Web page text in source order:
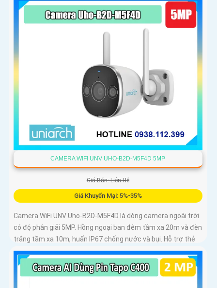
CAMERA WIFI UNV UHO-B2D-M5F4D 5MP
Giá Bán: Liên Hệ
Giá Khuyến Mại: 5%-35%
Camera WiFi UNV Uho-B2D-M5F4D là dòng camera ngoài trời
có độ phân giải 5MP. Hồng ngoại ban đêm tầm xa 20m và đèn
trắng tầm xa 10m, huẩn IP67 chống nước và bụi. Hỗ trợ thẻ
nhớ MicroSD tối đa 128GB